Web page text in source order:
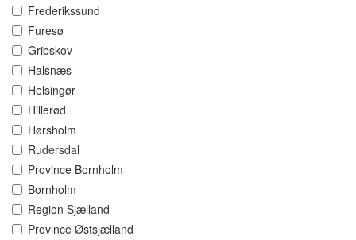
Frederikssund
Furesø
Gribskov
Halsnæs
Helsingør
Hillerød
Hørsholm
Rudersdal
Province Bornholm
Bornholm
Region Sjælland
Province Østsjælland